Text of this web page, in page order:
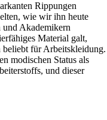
Rippungen
wie wir ihn heute
Akademikern
Material galt,
für Arbeitskleidung.
modischen Status als
und dieser